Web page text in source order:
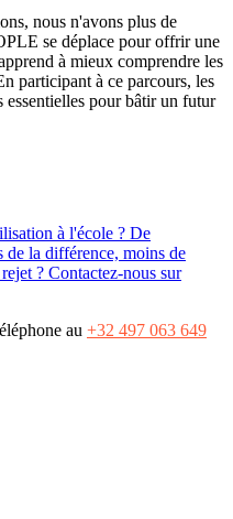
nous n'avons plus de
se déplace pour offrir une
à mieux comprendre les
participant à ce parcours, les
essentielles pour bâtir un futur
à l'école ? De
de la différence, moins de
? Contactez-nous sur
au +32 497 063 649